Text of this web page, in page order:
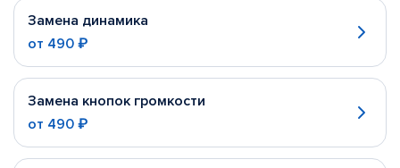
Замена динамика
от 490 ₽
Замена кнопок громкости
от 490 ₽